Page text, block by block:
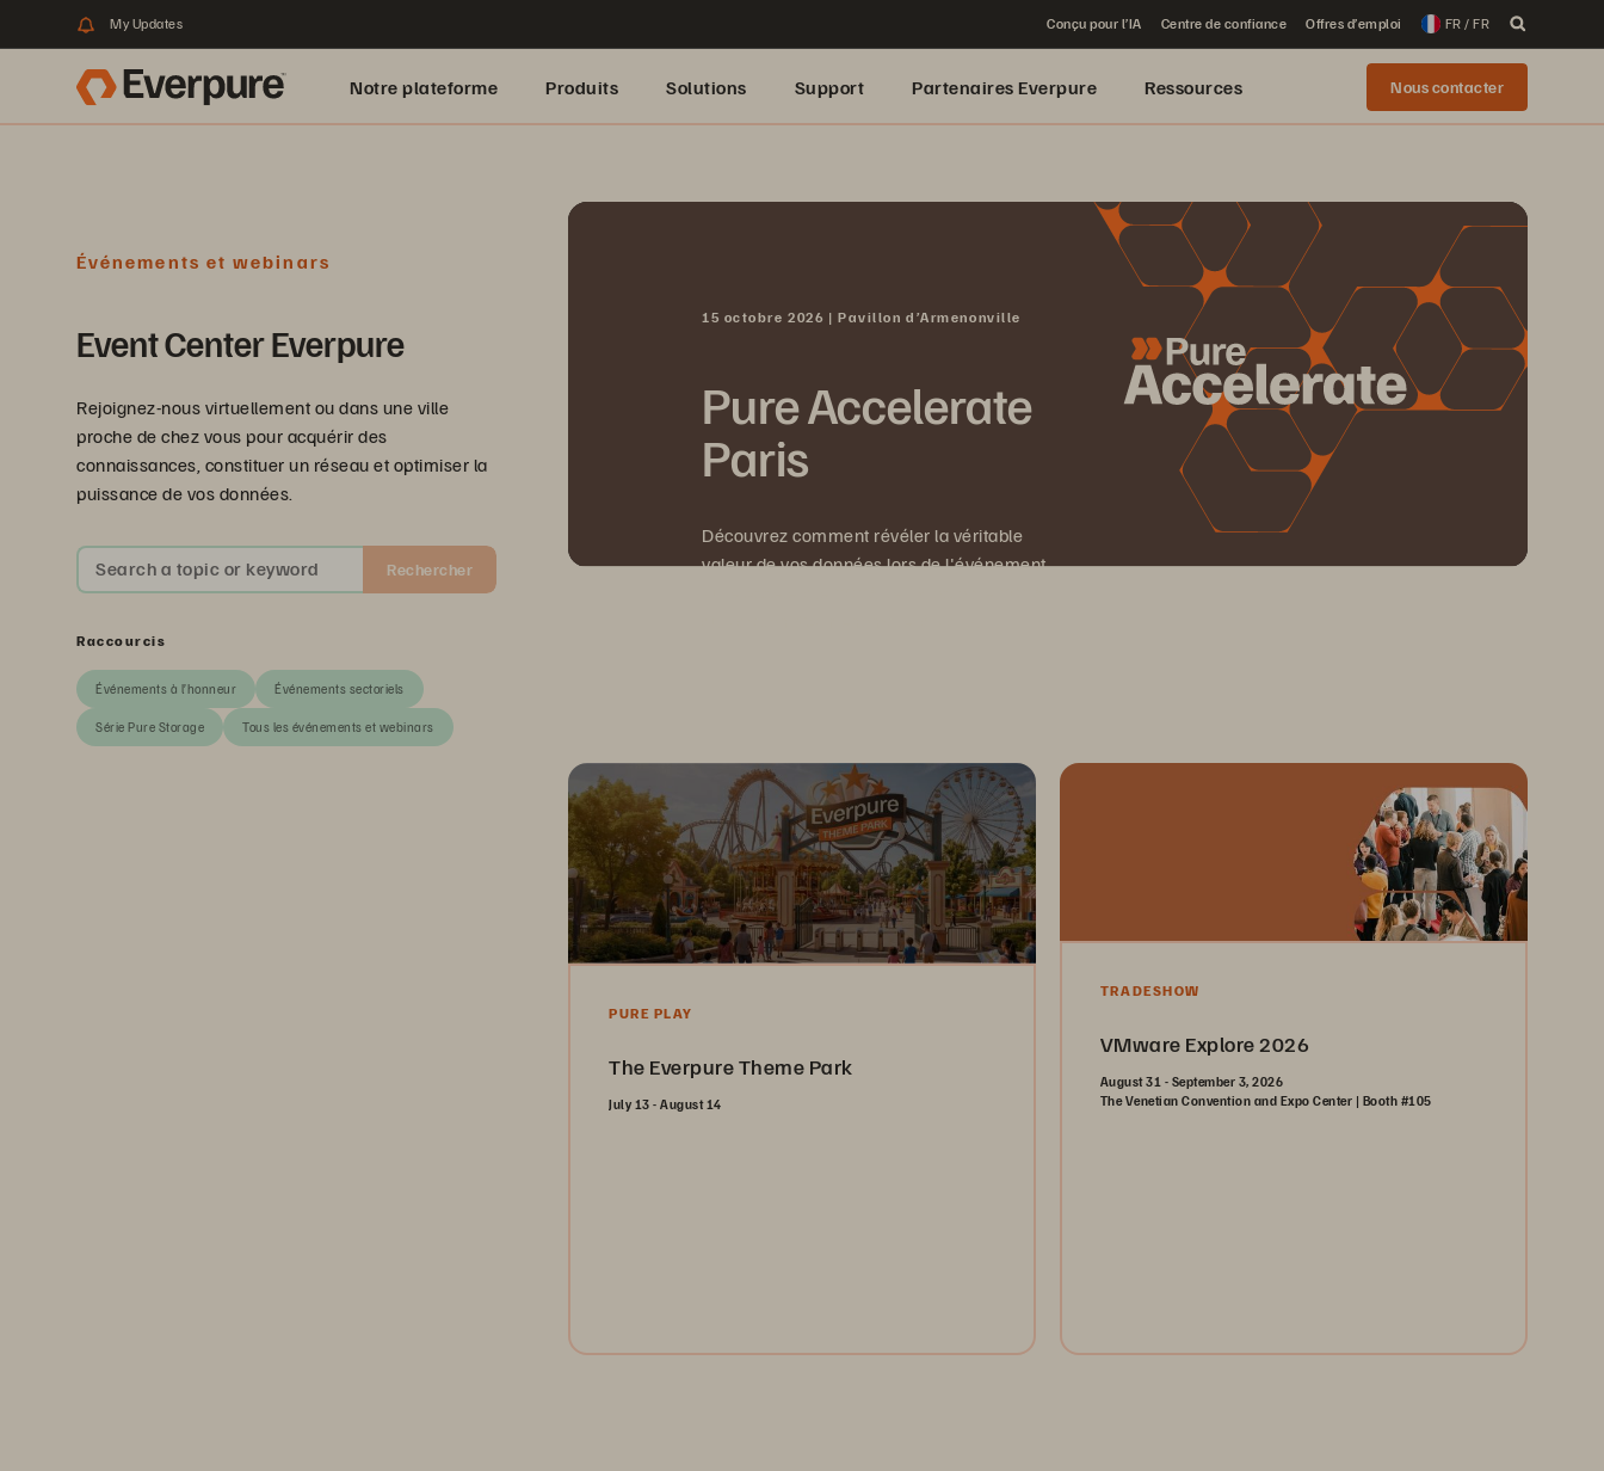
My Updates Conçu pour l’IA Centre de confiance Offres d’emploi FR / FR
Notre plateforme Produits Solutions Support Partenaires Everpure Ressources Nous contacter
Événements et webinars
Event Center Everpure
Rejoignez-nous virtuellement ou dans une ville
proche de chez vous pour acquérir des
connaissances, constituer un réseau et optimiser la
puissance de vos données.
Search a topic or keyword Rechercher
Raccourcis
Événements à l’honneur Événements sectoriels
Série Pure Storage Tous les événements et webinars
15 octobre 2026 | Pavillon d’Armenonville
Pure Accelerate
Paris
Découvrez comment révéler la véritable
valeur de vos données lors de l'événement
PURE PLAY
The Everpure Theme Park
July 13 - August 14
TRADESHOW
VMware Explore 2026
August 31 - September 3, 2026
The Venetian Convention and Expo Center | Booth #105